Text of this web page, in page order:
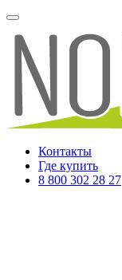
Контакты
Где купить
8 800 302 28 27